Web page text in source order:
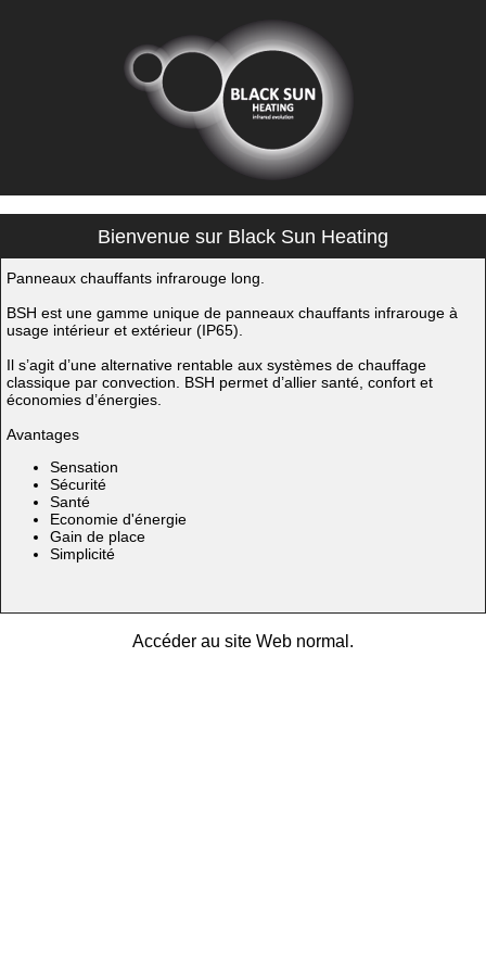
Bienvenue sur Black Sun Heating
Panneaux chauffants infrarouge long.
BSH est une gamme unique de panneaux chauffants infrarouge à
usage intérieur et extérieur (IP65).
Il s’agit d’une alternative rentable aux systèmes de chauffage
classique par convection. BSH permet d’allier santé, confort et
économies d’énergies.
Avantages
Sensation
Sécurité
Santé
Economie d'énergie
Gain de place
Simplicité
Accéder au site Web normal.